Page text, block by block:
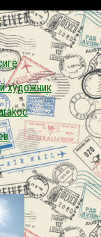
художник